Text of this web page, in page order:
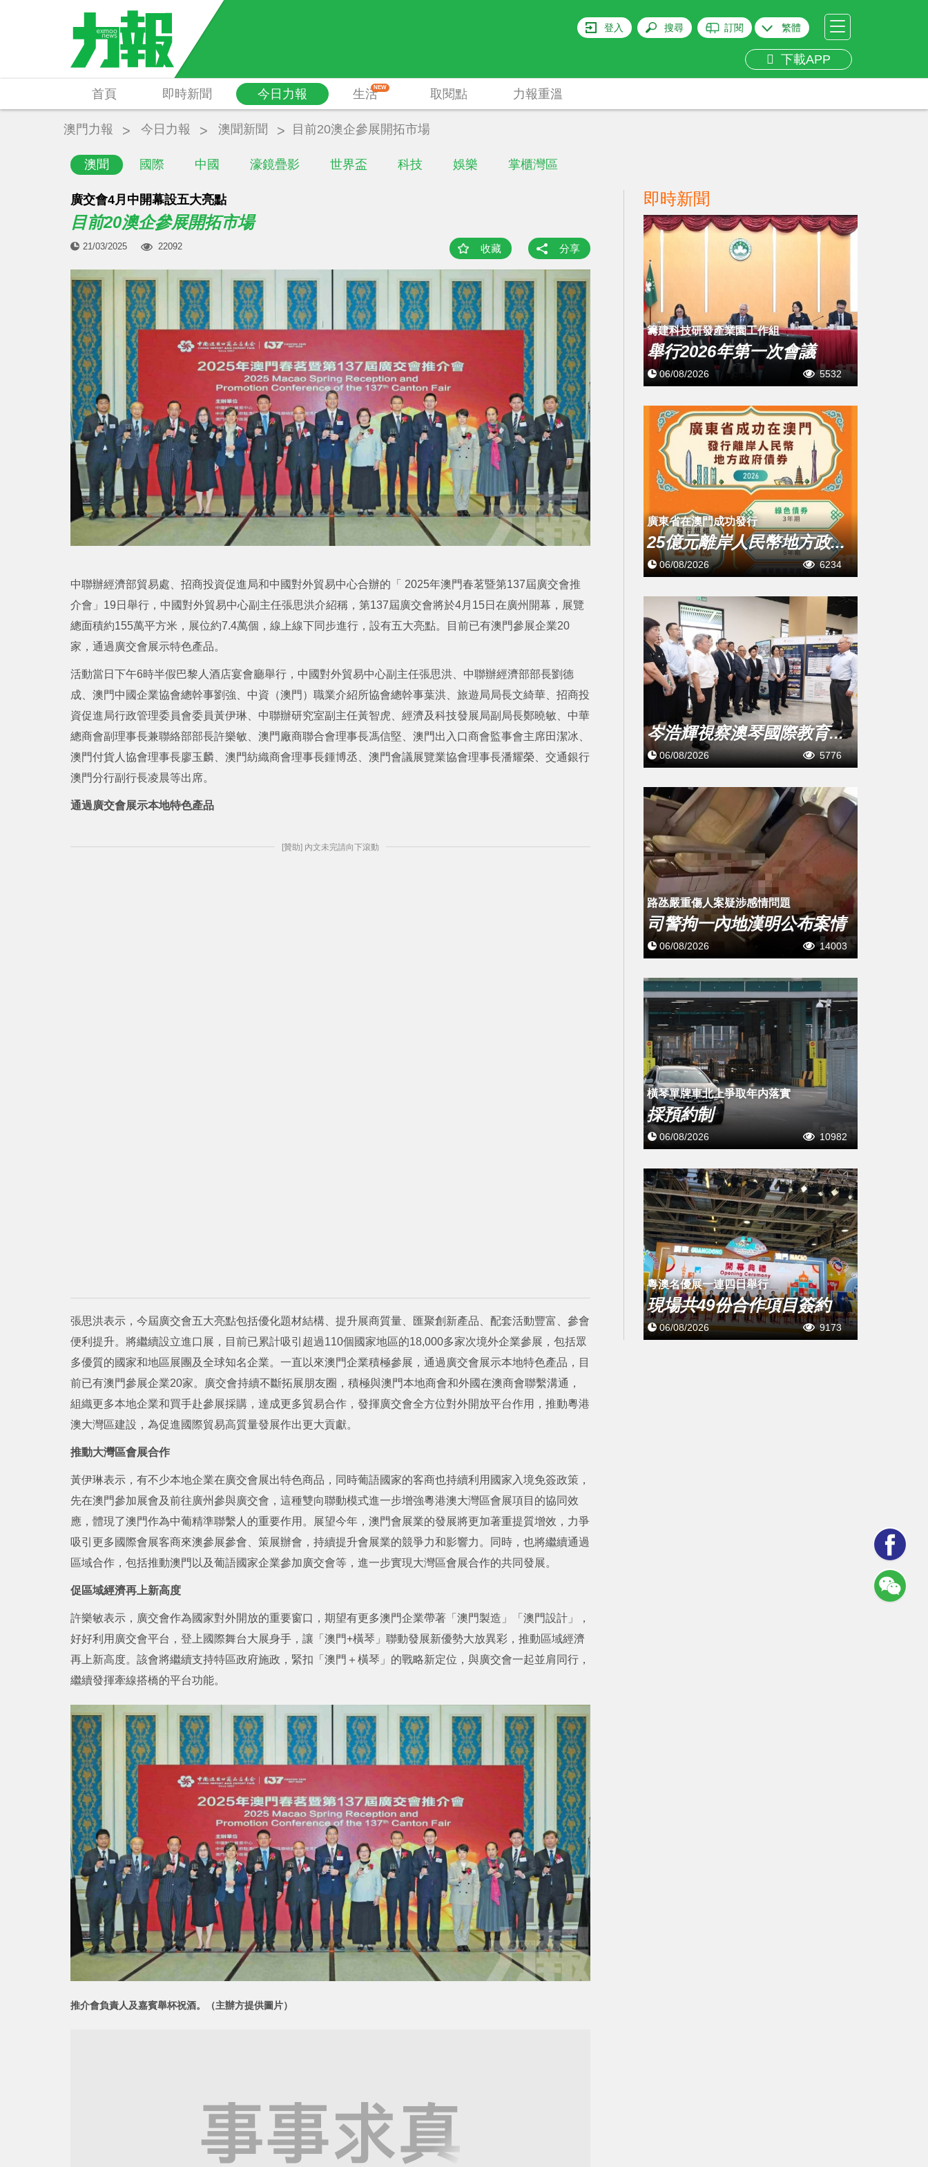
登入 搜尋 訂閱 繁體
下載APP
首頁 即時新聞 今日力報
澳聞 國際 中國 濠鏡疊影 世界盃 科技 娛樂 掌櫃灣區
生活NEW 取閱點 力報重溫
澳門力報 今日力報 澳聞新聞 目前20澳企參展開拓市場
廣交會4月中開幕設五大亮點
目前20澳企參展開拓市場
21/03/2025 22092 收藏 分享
中聯辦經濟部貿易處、招商投資促進局和中國對外貿易中心合辦的「 2025年澳門春茗暨第137屆廣交會推
介會」19日舉行，中國對外貿易中心副主任張思洪介紹稱，第137屆廣交會將於4月15日在廣州開幕，展覽
總面積約155萬平方米，展位約7.4萬個，線上線下同步進行，設有五大亮點。目前已有澳門參展企業20
家，通過廣交會展示特色產品。
活動當日下午6時半假巴黎人酒店宴會廳舉行，中國對外貿易中心副主任張思洪、中聯辦經濟部部長劉德
成、澳門中國企業協會總幹事劉強、中資（澳門）職業介紹所協會總幹事葉洪、旅遊局局長文綺華、招商投
資促進局行政管理委員會委員黃伊琳、中聯辦研究室副主任黃智虎、經濟及科技發展局副局長鄭曉敏、中華
總商會副理事長兼聯絡部部長許樂敏、澳門廠商聯合會理事長馮信堅、澳門出入口商會監事會主席田潔冰、
澳門付貨人協會理事長廖玉麟、澳門紡織商會理事長鍾博丞、澳門會議展覽業協會理事長潘耀榮、交通銀行
澳門分行副行長凌晨等出席。
通過廣交會展示本地特色產品
[贊助] 內文未完請向下滾動
張思洪表示，今屆廣交會五大亮點包括優化題材結構、提升展商質量、匯聚創新產品、配套活動豐富、參會
便利提升。將繼續設立進口展，目前已累計吸引超過110個國家地區的18,000多家次境外企業參展，包括眾
多優質的國家和地區展團及全球知名企業。一直以來澳門企業積極參展，通過廣交會展示本地特色產品，目
前已有澳門參展企業20家。廣交會持續不斷拓展朋友圈，積極與澳門本地商會和外國在澳商會聯繫溝通，
組織更多本地企業和買手赴參展採購，達成更多貿易合作，發揮廣交會全方位對外開放平台作用，推動粵港
澳大灣區建設，為促進國際貿易高質量發展作出更大貢獻。
推動大灣區會展合作
黃伊琳表示，有不少本地企業在廣交會展出特色商品，同時葡語國家的客商也持續利用國家入境免簽政策，
先在澳門參加展會及前往廣州參與廣交會，這種雙向聯動模式進一步增強粵港澳大灣區會展項目的協同效
應，體現了澳門作為中葡精準聯繫人的重要作用。展望今年，澳門會展業的發展將更加著重提質增效，力爭
吸引更多國際會展客商來澳參展參會、策展辦會，持續提升會展業的競爭力和影響力。同時，也將繼續通過
區域合作，包括推動澳門以及葡語國家企業參加廣交會等，進一步實現大灣區會展合作的共同發展。
促區域經濟再上新高度
許樂敏表示，廣交會作為國家對外開放的重要窗口，期望有更多澳門企業帶著「澳門製造」「澳門設計」，
好好利用廣交會平台，登上國際舞台大展身手，讓「澳門+橫琴」聯動發展新優勢大放異彩，推動區域經濟
再上新高度。該會將繼續支持特區政府施政，緊扣「澳門＋橫琴」的戰略新定位，與廣交會一起並肩同行，
繼續發揮牽線搭橋的平台功能。
推介會負責人及嘉賓舉杯祝酒。（主辦方提供圖片）
即時新聞
籌建科技研發產業園工作組
舉行2026年第一次會議
06/08/2026 5532
廣東省在澳門成功發行
25億元離岸人民幣地方政...
06/08/2026 6234
岑浩輝視察澳琴國際教育...
06/08/2026 5776
​路氹嚴重傷人案疑涉感情問題
司警拘一內地漢明公布案情
06/08/2026 14003
橫琴單牌車北上爭取年内落實
採預約制
06/08/2026 10982
粵澳名優展一連四日舉行
現場共49份合作項目簽約
06/08/2026 9173